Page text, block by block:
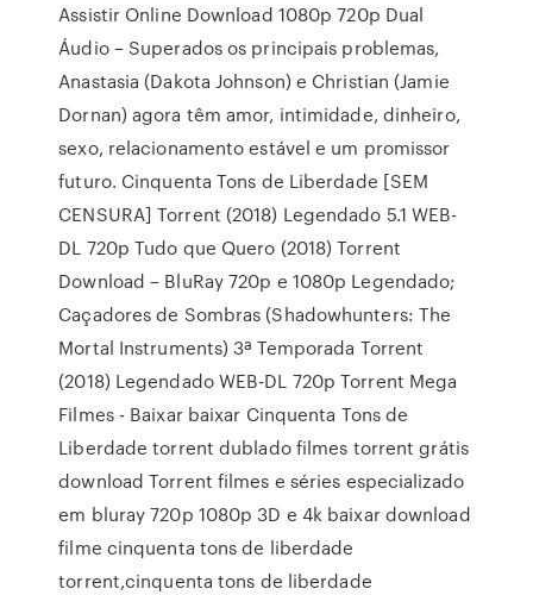
Assistir Online Download 1080p 720p Dual
Áudio – Superados os principais problemas,
Anastasia (Dakota Johnson) e Christian (Jamie
Dornan) agora têm amor, intimidade, dinheiro,
sexo, relacionamento estável e um promissor
futuro. Cinquenta Tons de Liberdade [SEM
CENSURA] Torrent (2018) Legendado 5.1 WEB-
DL 720p Tudo que Quero (2018) Torrent
Download – BluRay 720p e 1080p Legendado;
Caçadores de Sombras (Shadowhunters: The
Mortal Instruments) 3ª Temporada Torrent
(2018) Legendado WEB-DL 720p Torrent Mega
Filmes - Baixar baixar Cinquenta Tons de
Liberdade torrent dublado filmes torrent grátis
download Torrent filmes e séries especializado
em bluray 720p 1080p 3D e 4k baixar download
filme cinquenta tons de liberdade
torrent,cinquenta tons de liberdade